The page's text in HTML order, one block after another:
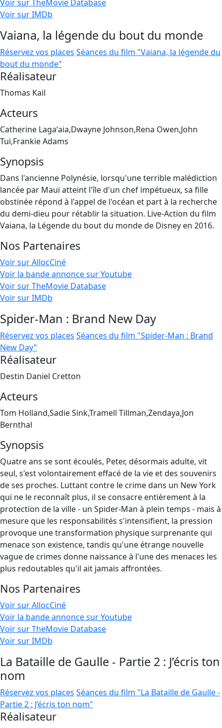
Voir sur TheMovie Database
Voir sur IMDb
Vaiana, la légende du bout du monde
Réservez vos places Séances du film "Vaiana, la légende du
bout du monde"
Réalisateur
Thomas Kail
Acteurs
Catherine Lagaʻaia,Dwayne Johnson,Rena Owen,John
Tui,Frankie Adams
Synopsis
Dans l'ancienne Polynésie, lorsqu'une terrible malédiction
lancée par Maui atteint l'île d'un chef impétueux, sa fille
obstinée répond à l'appel de l'océan et part à la recherche
du demi-dieu pour rétablir la situation. Live-Action du film
Vaiana, la Légende du bout du monde de Disney en 2016.
Nos Partenaires
Voir sur AllocCiné
Voir la bande annonce sur Youtube
Voir sur TheMovie Database
Voir sur IMDb
Spider-Man : Brand New Day
Réservez vos places Séances du film "Spider-Man : Brand
New Day"
Réalisateur
Destin Daniel Cretton
Acteurs
Tom Holland,Sadie Sink,Tramell Tillman,Zendaya,Jon
Bernthal
Synopsis
Quatre ans se sont écoulés, Peter, désormais adulte, vit
seul, s'est volontairement effacé de la vie et des souvenirs
de ses proches. Luttant contre le crime dans un New York
qui ne le reconnaît plus, il se consacre entièrement à la
protection de la ville - un Spider-Man à plein temps - mais à
mesure que les responsabilités s'intensifient, la pression
provoque une transformation physique surprenante qui
menace son existence, tandis qu'une étrange nouvelle
vague de crimes donne naissance à l'une des menaces les
plus redoutables qu'il ait jamais affrontées.
Nos Partenaires
Voir sur AllocCiné
Voir la bande annonce sur Youtube
Voir sur TheMovie Database
Voir sur IMDb
La Bataille de Gaulle - Partie 2 : J’écris ton
nom
Réservez vos places Séances du film "La Bataille de Gaulle -
Partie 2 : J’écris ton nom"
Réalisateur